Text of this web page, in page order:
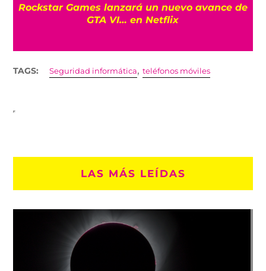
Rockstar Games lanzará un nuevo avance de
GTA VI… en Netflix
TAGS: Seguridad informática,teléfonos móviles
LAS MÁS LEÍDAS